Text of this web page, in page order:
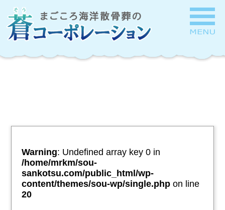
Warning: Undefined array key 0 in
/home/mrkm/sou-
sankotsu.com/public_html/wp-
content/themes/sou-wp/single.php on line
20